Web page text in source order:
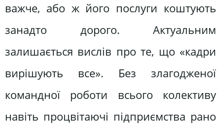
важче, або ж його послуги коштують
занадто дорого. Актуальним
залишається вислів про те, що «кадри
вирішують все». Без злагодженої
командної роботи всього колективу
навіть процвітаючі підприємства рано